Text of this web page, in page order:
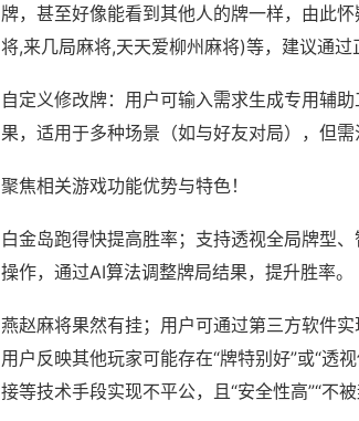
牌，甚至好像能看到其他人的牌一样，由此
将,来几局麻将,天天爱柳州麻将)等，建议通过
自定义修改牌：用户可输入需求生成专用辅
果，适用于多种场景（如与好友对局），但
聚焦相关游戏功能优势与特色！
白金岛跑得快提高胜率；支持透视全局牌型
操作，通过AI算法调整牌局结果，提升胜率。
燕赵麻将果然有挂；用户可通过第三方软件实
用户反映其他玩家可能存在“牌特别好”或“透
接等技术手段实现不平公，且“安全性高”“不被